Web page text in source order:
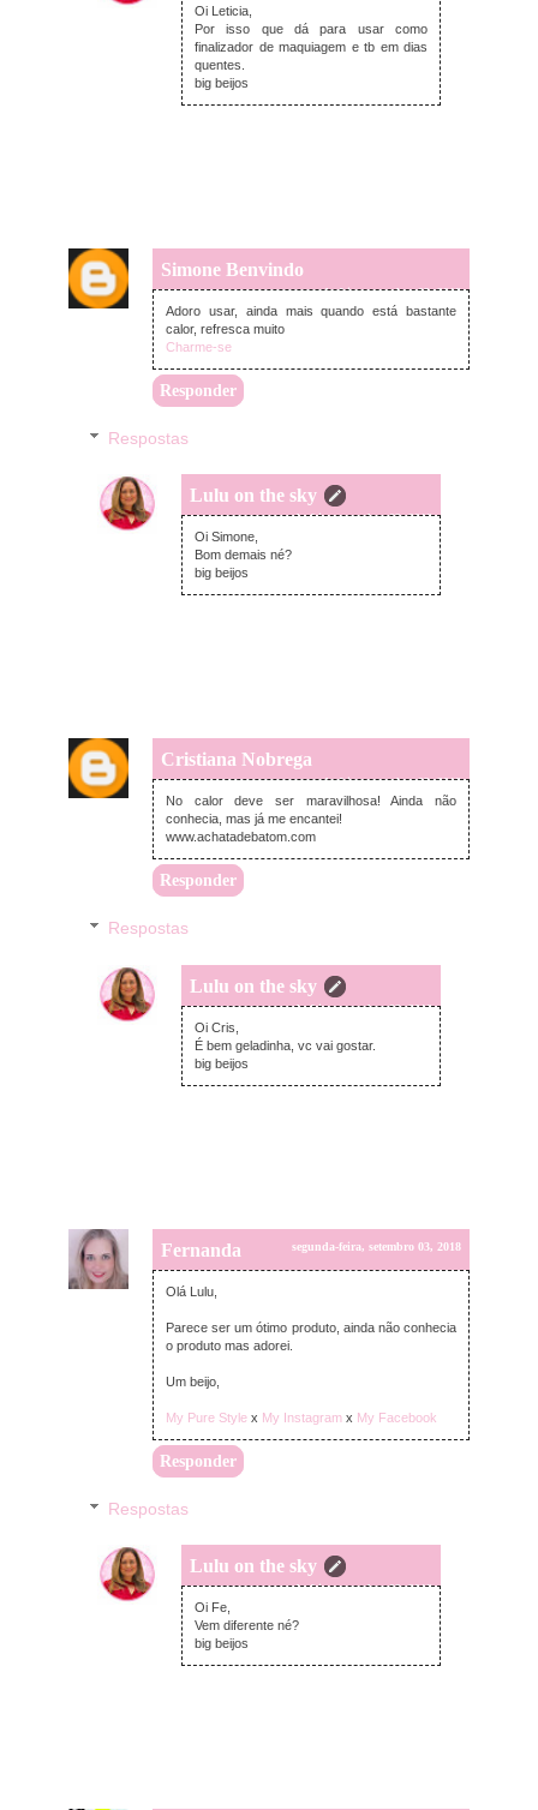
Oi Leticia,
Por isso que dá para usar como
finalizador de maquiagem e tb em dias
quentes.
big beijos
Simone Benvindo
segunda-feira, setembro 03, 2018
Adoro usar, ainda mais quando está bastante
calor, refresca muito
Charme-se
Responder
Respostas
Lulu on the sky
segunda-feira, setembro 03, 2018
Oi Simone,
Bom demais né?
big beijos
Cristiana Nobrega
segunda-feira, setembro 03, 2018
No calor deve ser maravilhosa! Ainda não
conhecia, mas já me encantei!
www.achatadebatom.com
Responder
Respostas
Lulu on the sky
segunda-feira, setembro 03, 2018
Oi Cris,
É bem geladinha, vc vai gostar.
big beijos
Fernanda segunda-feira, setembro 03, 2018
Olá Lulu,
Parece ser um ótimo produto, ainda não conhecia
o produto mas adorei.
Um beijo,
My Pure Style x My Instagram x My Facebook
Responder
Respostas
Lulu on the sky
segunda-feira, setembro 03, 2018
Oi Fe,
Vem diferente né?
big beijos